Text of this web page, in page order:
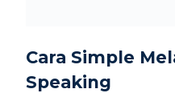
Cara Simple
Speaking